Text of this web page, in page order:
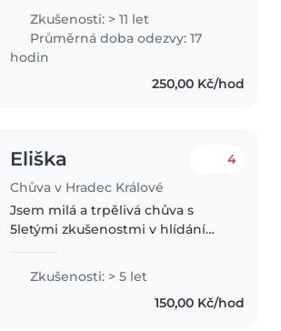
dětí i z hlídání v rodinách (od
miminek po školáky). Miluji trávit
čas s dětmi, je to pro mě
naplňující..
Zkušenosti: > 11 let
Průměrná doba odezvy: 17
hodin
250,00 Kč/hod
Eliška
Chůva v Hradec Králové
4
Jsem milá a trpělivá chůva s
5letými zkušenostmi v hlídání
připravena poskytnout dětem
bezpečné a podnětné prostředí,
Zkušenosti: > 5 let
150,00 Kč/hod